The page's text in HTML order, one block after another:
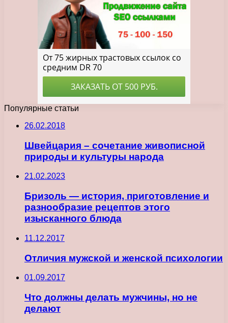
Популярные статьи
26.02.2018
Швейцария – сочетание живописной
природы и культуры народа
21.02.2023
Бризоль — история, приготовление и
разнообразие рецептов этого
изысканного блюда
11.12.2017
Отличия мужской и женской психологии
01.09.2017
Что должны делать мужчины, но не
делают